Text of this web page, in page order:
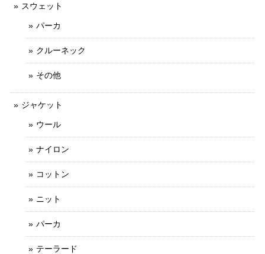
スウェット
パーカ
クルーネック
その他
ジャケット
ウール
ナイロン
コットン
ニット
パーカ
テーラード